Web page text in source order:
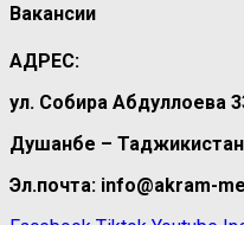
Вакансии
АДРЕС:
ул. Собира Абдуллоева
Душанбе – Таджикистан
Эл.почта: info@akram-